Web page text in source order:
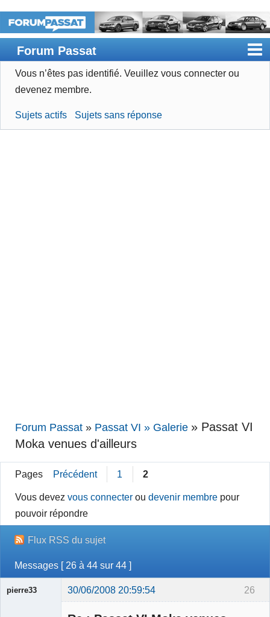
Forum Passat
Accueil
Devenir membre
Vous n’êtes pas identifié. Veuillez vous connecter ou
devenez membre.
Sujets actifs Sujets sans réponse
Forum Passat » Passat VI » Galerie » Passat VI
Moka venues d'ailleurs
Pages Précédent 1 2
Vous devezvous connecter oudevenir membre pour
pouvoir répondre
Flux RSS du sujet
Messages [ 26 à 44 sur 44 ]
26
pierre33 30/06/2008 20:59:54